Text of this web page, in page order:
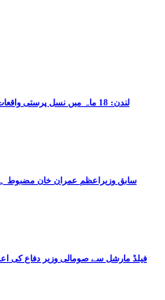
لندن: 18 ماہ میں نسل پرستی واقعات میں نمایاں اضافہ، نیشنل ہیلتھ سروس کا انکشاف
سابق وزیراعظم عمران خان مضبوط
فیلڈ مارشل سے صومالی وزیر دفاع کی